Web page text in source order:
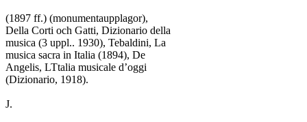
(1897 ff.) (monumentaupplagor),
Della Corti och Gatti, Dizionario della
musica (3 uppl.. 1930), Tebaldini, La
musica sacra in Italia (1894), De
Angelis, LTtalia musicale d’oggi
(Dizionario, 1918).
J.